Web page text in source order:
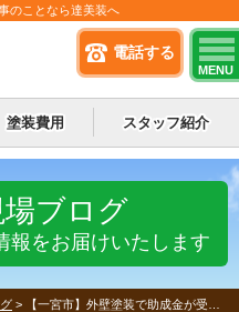
電話する
MENU
のことなら達美装へ
塗装費用 スタッフ紹介
ブログ
報をお届けいたします
> 【一宮市】外壁塗装で助成金が受けられる？外壁塗装の助成金制度とは！？